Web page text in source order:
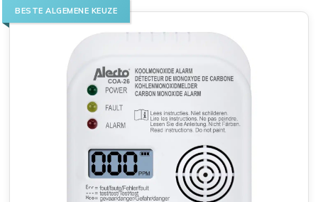
BESTE ALGEMENE KEUZE